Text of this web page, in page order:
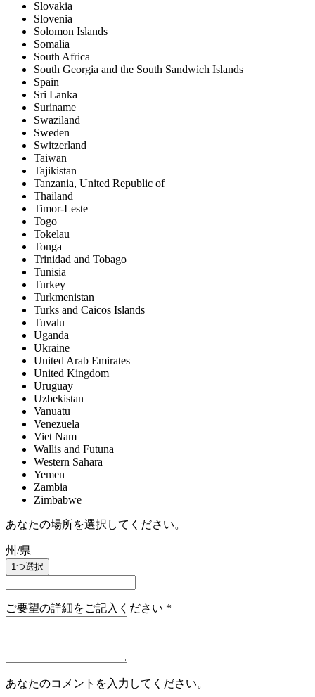
Slovakia
Slovenia
Solomon Islands
Somalia
South Africa
South Georgia and the South Sandwich Islands
Spain
Sri Lanka
Suriname
Swaziland
Sweden
Switzerland
Taiwan
Tajikistan
Tanzania, United Republic of
Thailand
Timor-Leste
Togo
Tokelau
Tonga
Trinidad and Tobago
Tunisia
Turkey
Turkmenistan
Turks and Caicos Islands
Tuvalu
Uganda
Ukraine
United Arab Emirates
United Kingdom
Uruguay
Uzbekistan
Vanuatu
Venezuela
Viet Nam
Wallis and Futuna
Western Sahara
Yemen
Zambia
Zimbabwe
あなたの場所を選択してください。
州/県
1つ選択
ご要望の詳細をご記入ください *
あなたのコメントを入力してください。